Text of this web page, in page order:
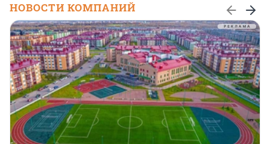
НОВОСТИ КОМПАНИЙ